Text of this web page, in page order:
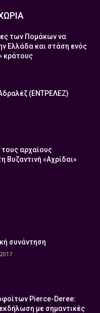
των Πομάκων να
Ελλάδα και στάση ενός
κράτους
(ΕΝΤΡΕΛΕΖ)
αρχαίους
Βυζαντινή «Αχρίδαι»
συνάντηση
Pierce-Deree:
με σημαντικές